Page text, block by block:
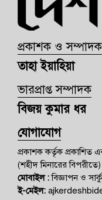
প্রকাশক ও সম্পাদক
তাহা ইয়াহিয়া
ভারপ্রাপ্ত সম্পাদক
বিজয় কুমার ধর
যোগাযোগ
প্রকাশক কর্তৃক প্রকাশিত
(শহীদ মিনারের
মোবাইল :বিজ্ঞাপন ও
ই-মেইল: